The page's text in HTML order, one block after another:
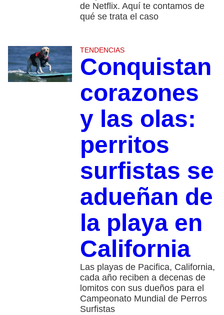
de Netflix. Aquí te contamos de
qué se trata el caso
TENDENCIAS
Conquistan
corazones
y las olas:
perritos
surfistas se
adueñan de
la playa en
California
Las playas de Pacifica, California,
cada año reciben a decenas de
lomitos con sus dueños para el
Campeonato Mundial de Perros
Surfistas